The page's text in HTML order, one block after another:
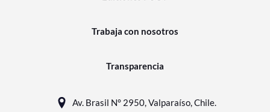
Trabaja con nosotros
Transparencia
Av. Brasil N° 2950, Valparaíso, Chile.